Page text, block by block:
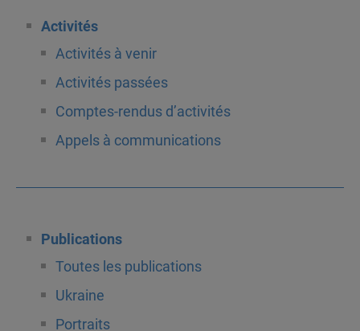
Activités
Activités à venir
Activités passées
Comptes-rendus d’activités
Appels à communications
Publications
Toutes les publications
Ukraine
Portraits